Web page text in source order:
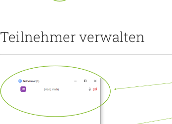
Teilnehmer verwalten